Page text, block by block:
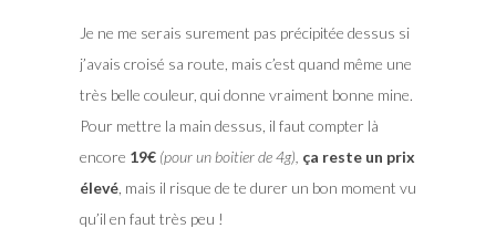
Je ne me serais surement pas précipitée dessus si
j’avais croisé sa route, mais c’est quand même une
très belle couleur, qui donne vraiment bonne mine.
Pour mettre la main dessus, il faut compter là
encore 19€ (pour un boitier de 4g), ça reste un prix
élevé, mais il risque de te durer un bon moment vu
qu’il en faut très peu !